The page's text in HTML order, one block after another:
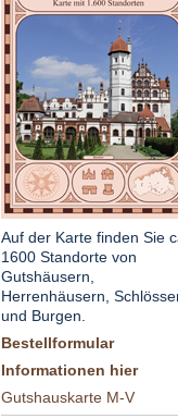
Auf der Karte finden Sie
1600 Standorte von
Gutshäusern,
Herrenhäusern,
und Burgen.
Bestellformular
Informationen hier
Gutshauskarte M-V